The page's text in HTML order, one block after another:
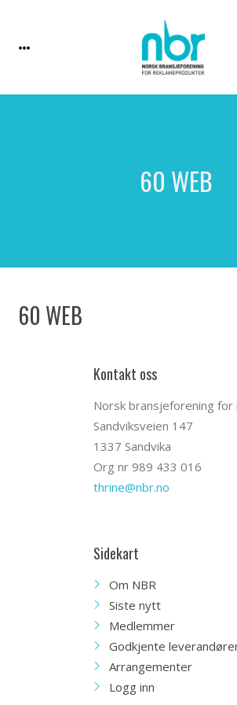
60 WEB
60 WEB
Kontakt oss
Norsk bransjeforening
Sandviksveien 147
1337 Sandvika
Org nr 989 433 016
thrine@nbr.no
Sidekart
Om NBR
Siste nytt
Medlemmer
Godkjente
Arrangementer
Logg inn